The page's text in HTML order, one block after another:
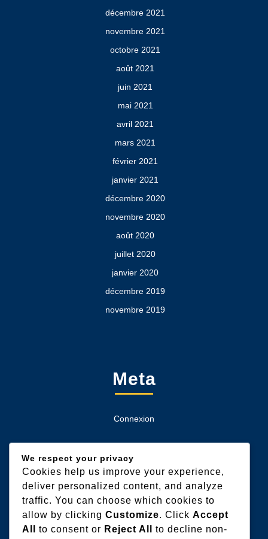
décembre 2021
novembre 2021
octobre 2021
août 2021
juin 2021
mai 2021
avril 2021
mars 2021
février 2021
janvier 2021
décembre 2020
novembre 2020
août 2020
juillet 2020
janvier 2020
décembre 2019
novembre 2019
Meta
Connexion
Categories
Extérieur
We respect your privacy
Cookies help us improve your experience,
deliver personalized content, and analyze
traffic. You can choose which cookies to
allow by clicking Customize. Click Accept
All
to consent or Reject All
to decline non-